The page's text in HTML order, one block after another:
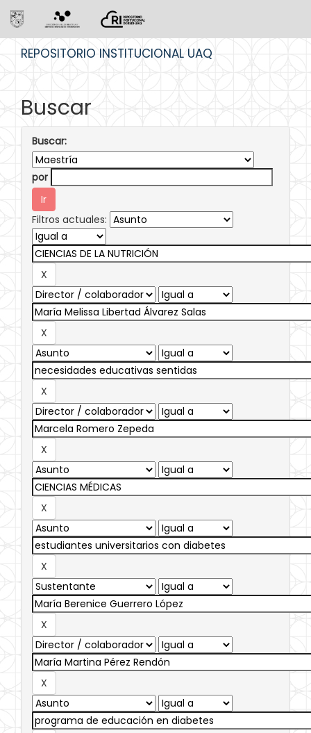
REPOSITORIO INSTITUCIONAL UAQ
Buscar
Buscar:
por
Filtros actuales: